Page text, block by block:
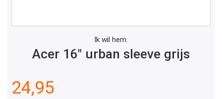
Ik wil hem:
Acer 16" urban sleeve grijs
24,95